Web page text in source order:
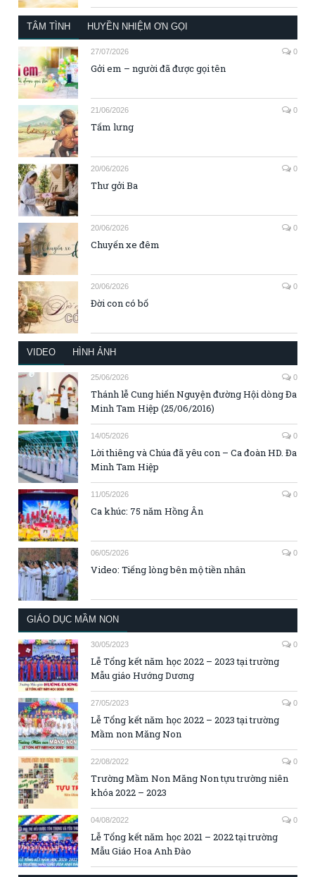
TÂM TÌNH HUYỀN NHIỆM ƠN GỌI
27/07/2026 0
Gởi em – người đã được gọi tên
21/06/2026 0
Tấm lưng
20/06/2026 0
Thư gởi Ba
20/06/2026 0
Chuyến xe đêm
20/06/2026 0
Đời con có bố
VIDEO HÌNH ẢNH
25/06/2026 0
Thánh lễ Cung hiến Nguyện đường Hội dòng Đa
Minh Tam Hiệp (25/06/2016)
14/05/2026 0
Lời thiêng và Chúa đã yêu con – Ca đoàn HD. Đa
Minh Tam Hiệp
11/05/2026 0
Ca khúc: 75 năm Hồng Ân
06/05/2026 0
Video: Tiếng lòng bên mộ tiền nhân
GIÁO DỤC MẦM NON
30/05/2023 0
Lễ Tổng kết năm học 2022 – 2023 tại trường
Mẫu giáo Hướng Dương
27/05/2023 0
Lễ Tổng kết năm học 2022 – 2023 tại trường
Mầm non Măng Non
22/08/2022 0
Trường Mầm Non Măng Non tựu trường niên
khóa 2022 – 2023
04/08/2022 0
Lễ Tổng kết năm học 2021 – 2022 tại trường
Mẫu Giáo Hoa Anh Đào